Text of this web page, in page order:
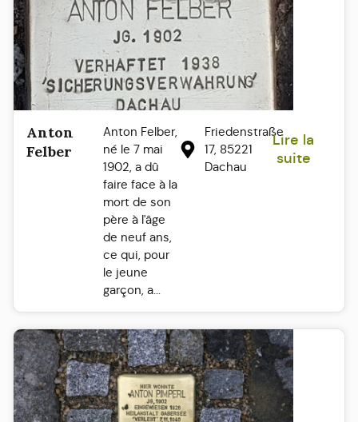
Anton
Felber
Anton Felber,
né le 7 mai
1902, a dû
faire face à la
mort de son
père à l'âge
de neuf ans,
ce qui, pour
le jeune
garçon, a...
Friedenstraße
17, 85221
Dachau
Lire la
suite